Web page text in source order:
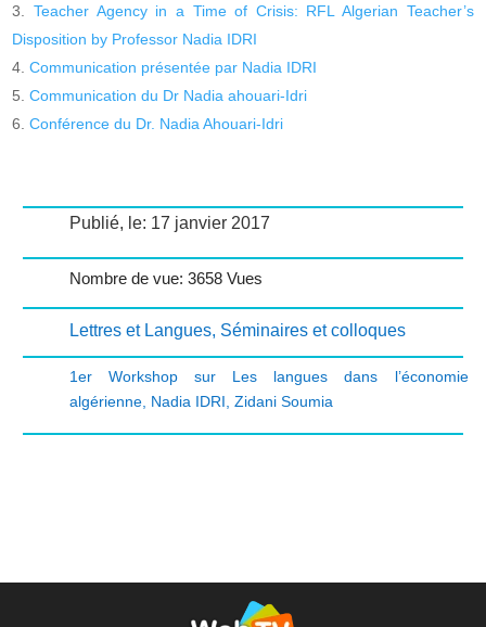
Teacher Agency in a Time of Crisis: RFL Algerian Teacher’s
Disposition by Professor Nadia IDRI
Communication présentée par Nadia IDRI
Communication du Dr Nadia ahouari-Idri
Conférence du Dr. Nadia Ahouari-Idri
Publié, le: 17 janvier 2017
Nombre de vue: 3658 Vues
Lettres et Langues, Séminaires et colloques
1er Workshop sur Les langues dans l’économie
algérienne, Nadia IDRI Zidani Soumia